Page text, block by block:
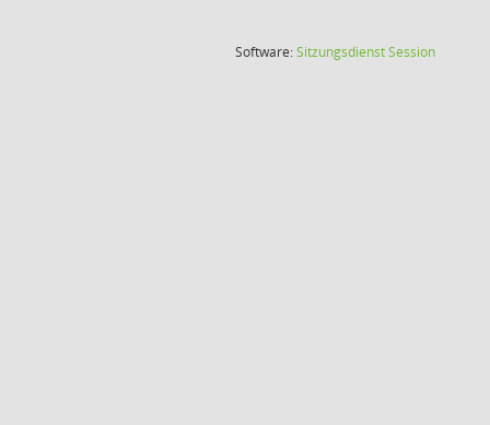
Software:SitzungsdienstSession(Wird in